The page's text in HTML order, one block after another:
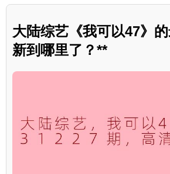
大陆综艺《我可以47》
新到哪里了？**